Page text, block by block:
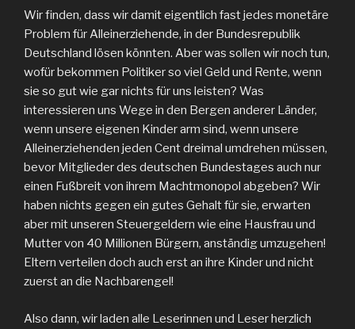
Wir finden, dass wir damit eigentlich fast jedes monetäre
Problem für Alleinerziehende, in der Bundesrepublik
Deutschland lösen könnten. Aber was sollen wir noch tun,
wofür bekommen Politiker so viel Geld und Rente, wenn
sie so gut wie gar nichts für uns leisten? Was
interessieren uns Wege in den Bergen anderer Länder,
wenn unsere eigenen Kinder arm sind, wenn unsere
Alleinerziehenden jeden Cent dreimal umdrehen müssen,
bevor Mitglieder des deutschen Bundestages auch nur
einen Fußbreit von ihrem Machtmonopol abgeben? Wir
haben nichts gegen ein gutes Gehalt für sie, erwarten
aber mit unseren Steuergeldern wie eine Hausfrau und
Mutter von 40 Millionen Bürgern, anständig umzugehen!
Eltern verteilen doch auch erst an ihre Kinder und nicht
zuerst an die Nachbarengel!
Also dann, wir laden alle Leserinnen und Leser herzlich